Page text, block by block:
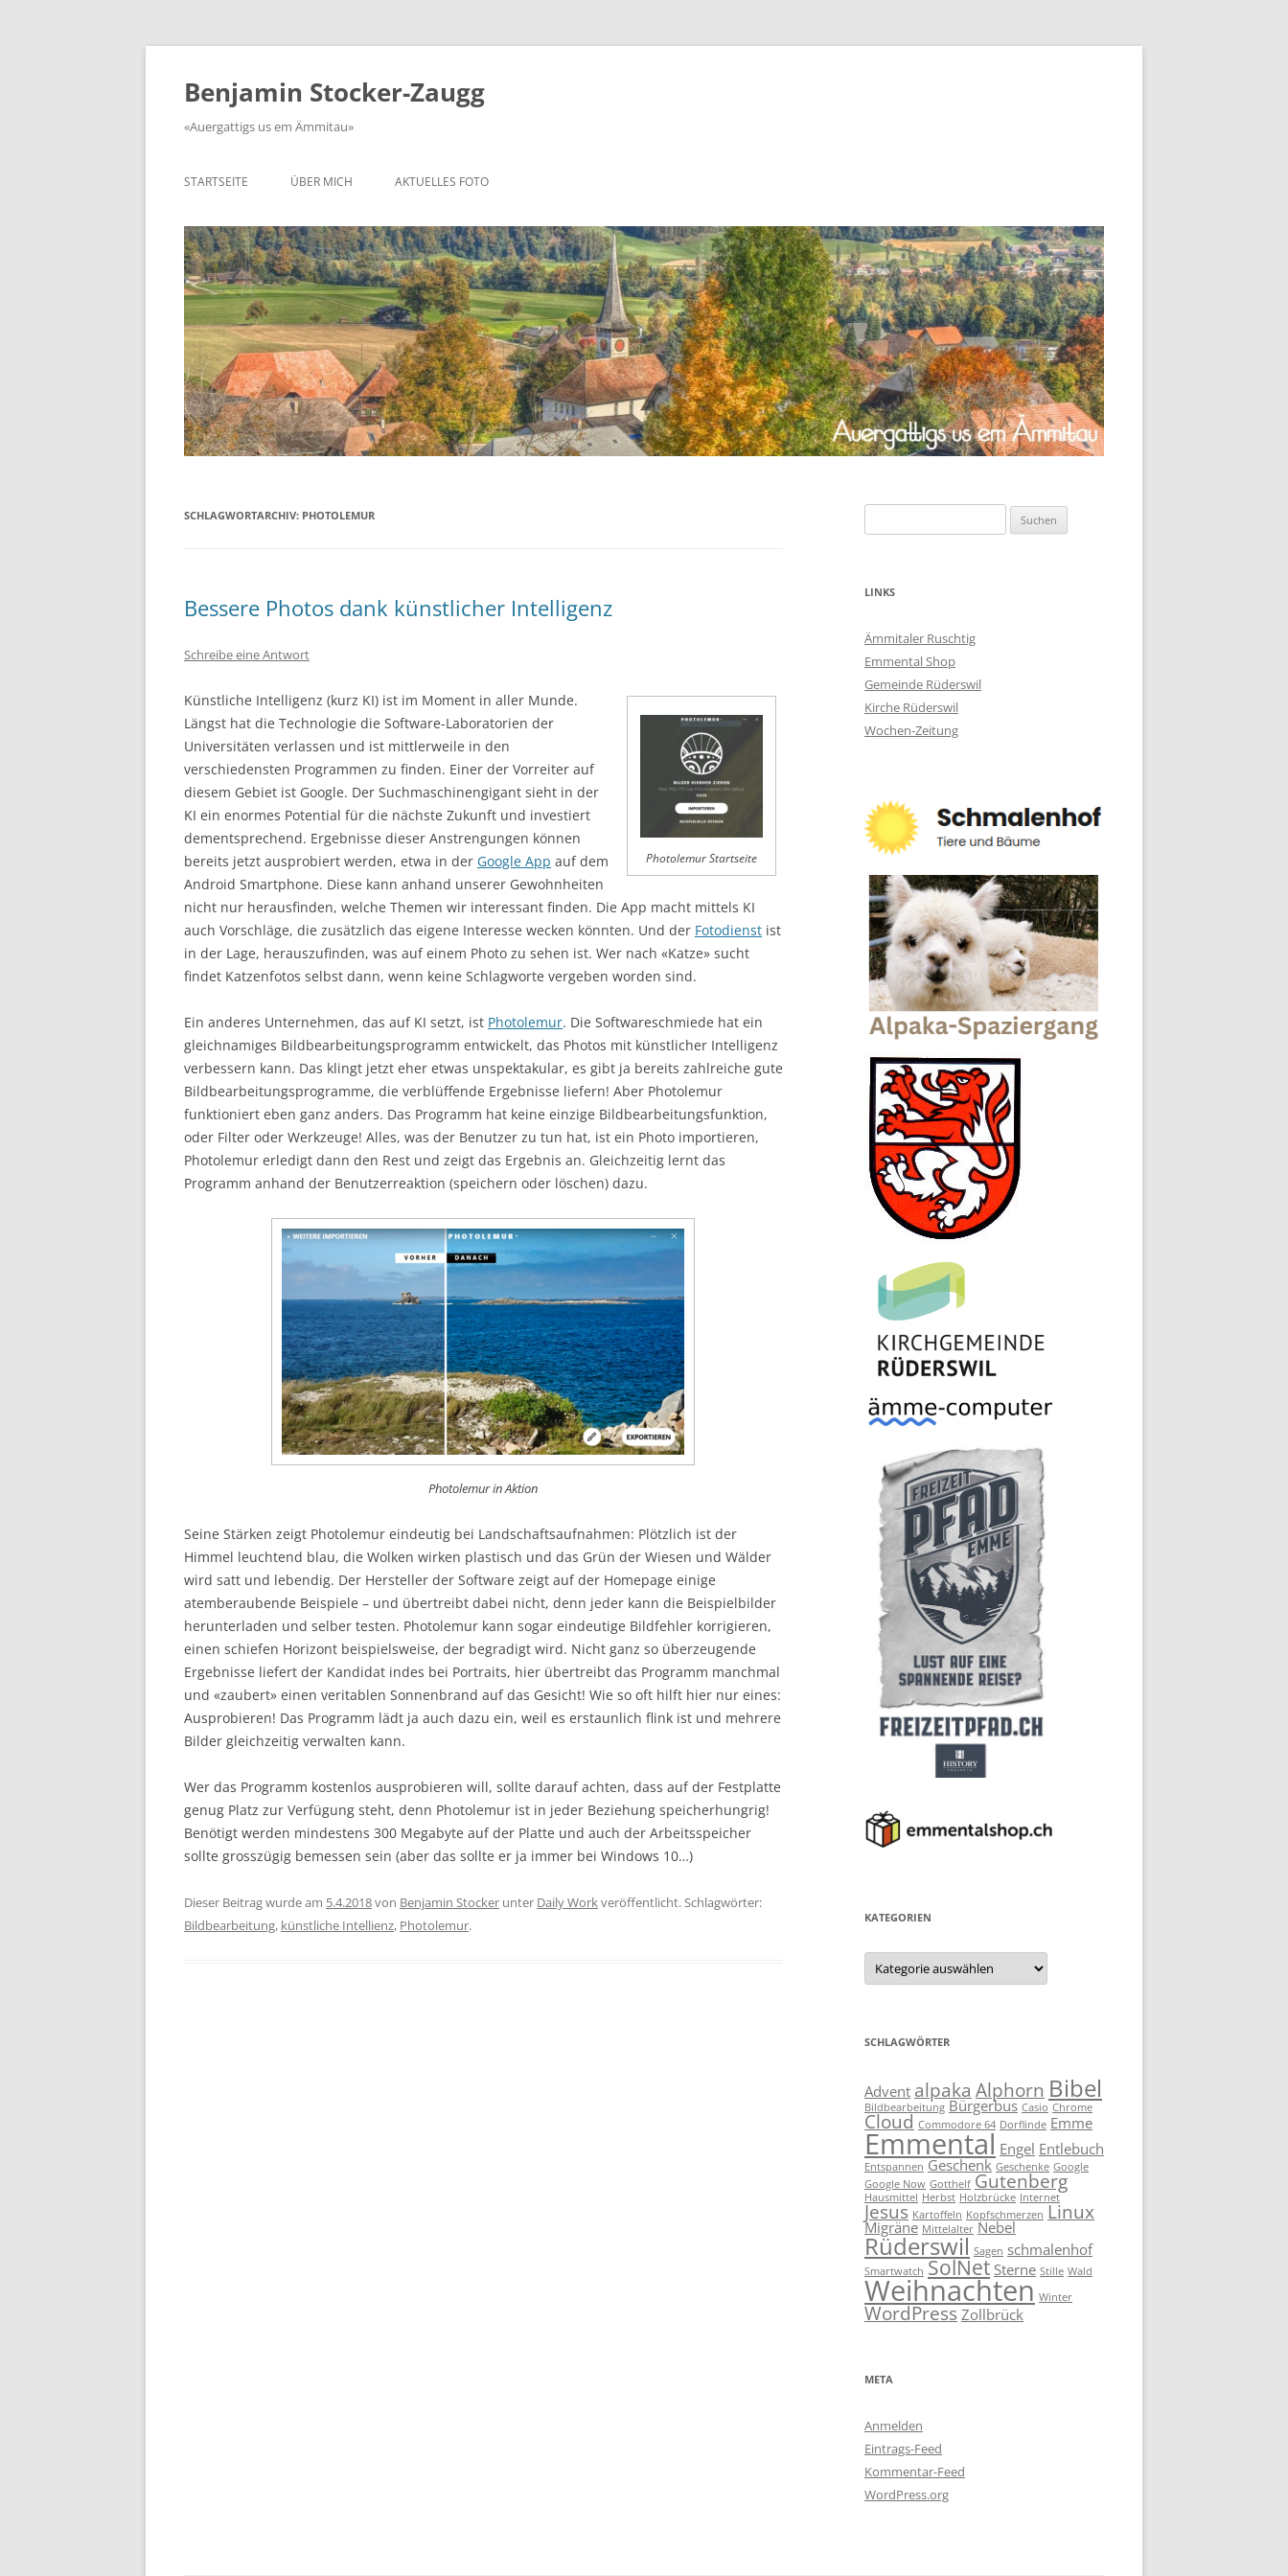
Zum
springen
Benjamin Stocker-Zaugg
«Auergattigs us em Ämmitau»
STARTSEITE ÜBER MICH AKTUELLES FOTO
SCHLAGWORTARCHIV: PHOTOLEMUR
Bessere Photos dank künstlicher Intelligenz
Schreibe eine Antwort
Photolemur Startseite
Künstliche Intelligenz (kurz KI) ist im Moment in aller Munde.
Längst hat die Technologie die Software-Laboratorien der
Universitäten verlassen und ist mittlerweile in den
verschiedensten Programmen zu finden. Einer der Vorreiter auf
diesem Gebiet ist Google. Der Suchmaschinengigant sieht in der
KI ein enormes Potential für die nächste Zukunft und investiert
dementsprechend. Ergebnisse dieser Anstrengungen können
bereits jetzt ausprobiert werden, etwa in der Google App auf dem
Android Smartphone. Diese kann anhand unserer Gewohnheiten
nicht nur herausfinden, welche Themen wir interessant finden. Die App macht mittels KI
auch Vorschläge, die zusätzlich das eigene Interesse wecken könnten. Und der Fotodienst ist
in der Lage, herauszufinden, was auf einem Photo zu sehen ist. Wer nach «Katze» sucht
findet Katzenfotos selbst dann, wenn keine Schlagworte vergeben worden sind.
Ein anderes Unternehmen, das auf KI setzt, ist Photolemur. Die Softwareschmiede hat ein
gleichnamiges Bildbearbeitungsprogramm entwickelt, das Photos mit künstlicher Intelligenz
verbessern kann. Das klingt jetzt eher etwas unspektakular, es gibt ja bereits zahlreiche gute
Bildbearbeitungsprogramme, die verblüffende Ergebnisse liefern! Aber Photolemur
funktioniert eben ganz anders. Das Programm hat keine einzige Bildbearbeitungsfunktion,
oder Filter oder Werkzeuge! Alles, was der Benutzer zu tun hat, ist ein Photo importieren,
Photolemur erledigt dann den Rest und zeigt das Ergebnis an. Gleichzeitig lernt das
Programm anhand der Benutzerreaktion (speichern oder löschen) dazu.
Photolemur in Aktion
Seine Stärken zeigt Photolemur eindeutig bei Landschaftsaufnahmen: Plötzlich ist der
Himmel leuchtend blau, die Wolken wirken plastisch und das Grün der Wiesen und Wälder
wird satt und lebendig. Der Hersteller der Software zeigt auf der Homepage einige
atemberaubende Beispiele – und übertreibt dabei nicht, denn jeder kann die Beispielbilder
herunterladen und selber testen. Photolemur kann sogar eindeutige Bildfehler korrigieren,
einen schiefen Horizont beispielsweise, der begradigt wird. Nicht ganz so überzeugende
Ergebnisse liefert der Kandidat indes bei Portraits, hier übertreibt das Programm manchmal
und «zaubert» einen veritablen Sonnenbrand auf das Gesicht! Wie so oft hilft hier nur eines:
Ausprobieren! Das Programm lädt ja auch dazu ein, weil es erstaunlich flink ist und mehrere
Bilder gleichzeitig verwalten kann.
Wer das Programm kostenlos ausprobieren will, sollte darauf achten, dass auf der Festplatte
genug Platz zur Verfügung steht, denn Photolemur ist in jeder Beziehung speicherhungrig!
Benötigt werden mindestens 300 Megabyte auf der Platte und auch der Arbeitsspeicher
sollte grosszügig bemessen sein (aber das sollte er ja immer bei Windows 10…)
Dieser Beitrag wurde am 5.4.2018von Benjamin Stocker unter Daily Workveröffentlicht. Schlagwörter:
Bildbearbeitung, künstliche Intellienz, Photolemur.
nach:
LINKS
Ämmitaler Ruschtig
Emmental Shop
Gemeinde Rüderswil
Kirche Rüderswil
Wochen-Zeitung
KATEGORIEN
Kategorien
SCHLAGWÖRTER
Advent alpaka Alphorn Bibel
Bildbearbeitung Bürgerbus Casio Chrome
Cloud Commodore 64 Dorflinde Emme
Emmental Engel Entlebuch
Entspannen Geschenk Geschenke Google
Google Now Gotthelf Gutenberg
Hausmittel Herbst Holzbrücke Internet
Jesus Kartoffeln Kopfschmerzen Linux
Migräne Mittelalter Nebel
Rüderswil Sagen schmalenhof
Smartwatch SolNet Sterne Stille Wald
Weihnachten Winter
WordPress Zollbrück
META
Anmelden
Eintrags-Feed
Kommentar-Feed
WordPress.org